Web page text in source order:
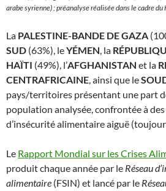
arabe syrienne) ; préanalyse réalisée dans le cadre
La PALESTINE-BANDE DE GAZA
SUD (63%), leYÉMEN, la
HAÏTI (49%), l’AFGHANISTAN et la
CENTRAFRICAINE, ainsi que le
pays/territoires présentant une part
population analysée, confrontée à
d’insécurité alimentaire aiguë
Le Rapport Mondial sur les Crises
produit chaque année par le Réseau
alimentaire (FSIN) et lancé par le